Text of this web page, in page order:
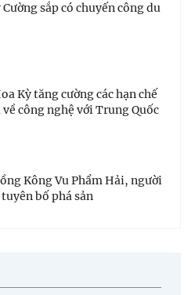
sắp có chuyến công du
Kỳ tăng cường các hạn chế
công nghệ với Trung Quốc
Kông Vu Phẩm Hải, người
bố phá sản